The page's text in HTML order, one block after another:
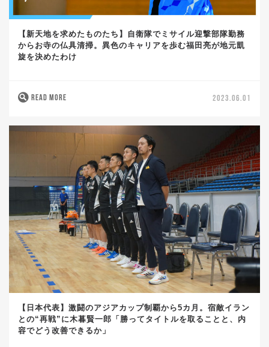
【新天地を求めたものたち】自衛隊でミサイル迎撃部隊勤務
からお寺の仏具清掃。異色のキャリアを歩む福田亮が地元凱
旋を決めたわけ
READ MORE 2023.06.01
【日本代表】激闘のアジアカップ制覇から5カ月。宿敵イラン
との“再戦”に木暮賢一郎「勝ってタイトルを取ることと、内
容でどう改善できるか」